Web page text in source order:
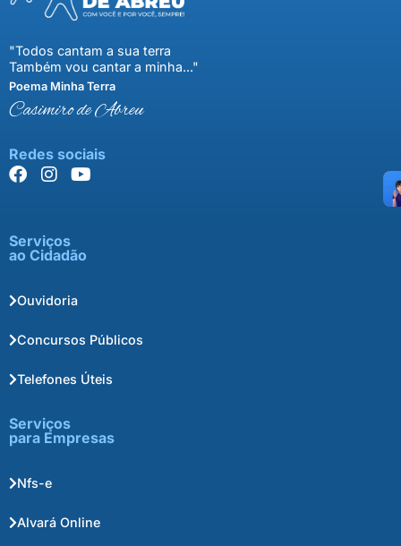
"Todos cantam a sua terra
Também vou cantar a minha..."
Poema Minha Terra
Casimiro de Abreu
Redes sociais
Serviços
ao Cidadão
Ouvidoria
Concursos Públicos
Telefones Úteis
Serviços
para Empresas
Nfs-e
Alvará Online